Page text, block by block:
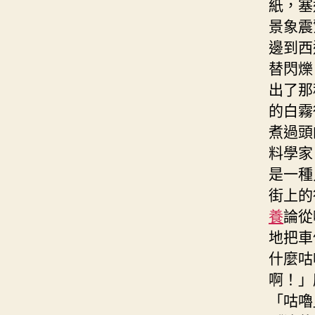
紙，
景象
邊到
替閃
出了
的白
煮過
料學
是一
街上
養論
地把
什麼
啊！
「咕